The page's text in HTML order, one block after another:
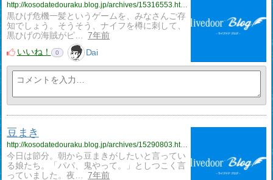
http://kosodatedouraku.blog.jp/archives/15316553.html
黒ひげ危機一髪というゲームを、みなさんご存
知でしょう。そうそう、ナイフを樽に刺して、
黒ひげの海賊がピ…
7年前
いいね！
0 Dai
豆まき
http://kosodatedouraku.blog.jp/archives/15290803.html
今日は節分。朝から豆まきがしたいと言ってい
る娘たち。「パパ、鬼やって。」としつこく言
っていました。夜…
7年前